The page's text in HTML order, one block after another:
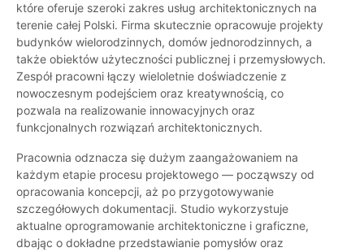
które oferuje szeroki zakres usług architektonicznych na
terenie całej Polski. Firma skutecznie opracowuje projekty
budynków wielorodzinnych, domów jednorodzinnych, a
także obiektów użyteczności publicznej i przemysłowych.
Zespół pracowni łączy wieloletnie doświadczenie z
nowoczesnym podejściem oraz kreatywnością, co
pozwala na realizowanie innowacyjnych oraz
funkcjonalnych rozwiązań architektonicznych.
Pracownia odznacza się dużym zaangażowaniem na
każdym etapie procesu projektowego — począwszy od
opracowania koncepcji, aż po przygotowywanie
szczegółowych dokumentacji. Studio wykorzystuje
aktualne oprogramowanie architektoniczne i graficzne,
dbając o dokładne przedstawianie pomysłów oraz